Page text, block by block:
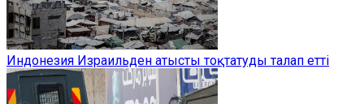
Индонезия Израильден атысты тоқтатуды талап етті